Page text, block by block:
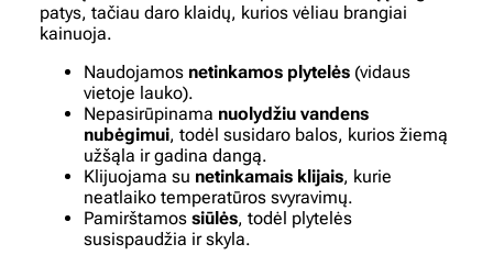
patys, tačiau daro klaidų, kurios vėliau brangiai
kainuoja.
Naudojamos netinkamos plytelės (vidaus
vietoje lauko).
Nepasirūpinama nuolydžiu vandens
nubėgimui, todėl susidaro balos, kurios žiemą
užšąla ir gadina dangą.
Klijuojama su netinkamais klijais, kurie
neatlaiko temperatūros svyravimų.
Pamirštamos siūlės, todėl plytelės
susispaudžia ir skyla.